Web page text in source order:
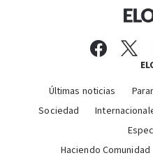
Últimas noticias
Sociedad
Haciendo Comunidad